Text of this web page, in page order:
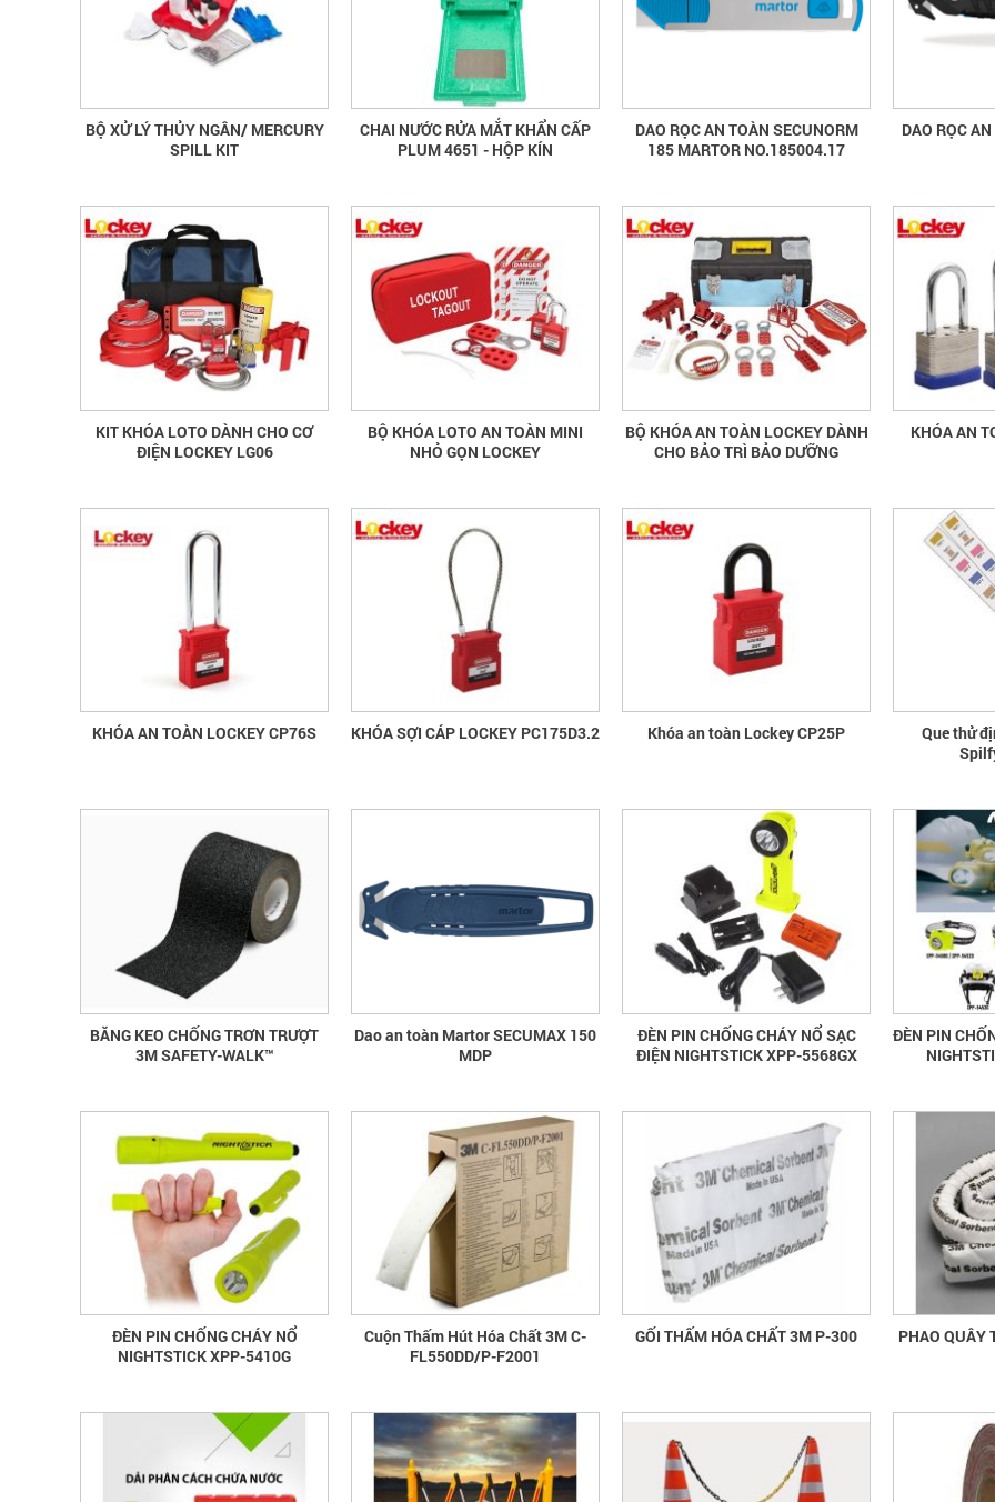
BỘ XỬ LÝ THỦY NGÂN/ MERCURY
SPILL KIT
CHAI NƯỚC RỬA MẮT KHẨN CẤP
PLUM 4651 - HỘP KÍN
DAO RỌC AN TOÀN SECUNORM
185 MARTOR NO.185004.17
DAO RỌC
KIT KHÓA LOTO DÀNH CHO CƠ
ĐIỆN LOCKEY LG06
BỘ KHÓA LOTO AN TOÀN MINI
NHỎ GỌN LOCKEY
BỘ KHÓA AN TOÀN LOCKEY DÀNH
CHO BẢO TRÌ BẢO DƯỠNG
KHÓA AN
KHÓA AN TOÀN LOCKEY CP76S KHÓA SỢI CÁP LOCKEY PC175D3.2 Khóa an toàn Lockey CP25P
Que thử
BĂNG KEO CHỐNG TRƠN TRƯỢT
3M SAFETY-WALK™
Dao an toàn Martor SECUMAX 150
MDP
ĐÈN PIN CHỐNG CHÁY NỔ SẠC
ĐIỆN NIGHTSTICK XPP-5568GX
ĐÈN PIN
ĐÈN PIN CHỐNG CHÁY NỔ
NIGHTSTICK XPP-5410G
Cuộn Thấm Hút Hóa Chất 3M C-
FL550DD/P-F2001
GỐI THẤM HÓA CHẤT 3M P-300
PHAO QUÂY